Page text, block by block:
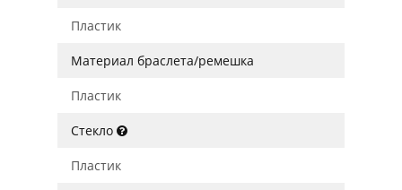
Пластик
Материал браслета/ремешка
Пластик
Стекло
Пластик